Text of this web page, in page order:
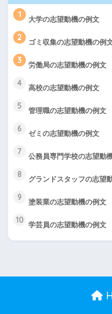
1 大学の志望動機の例文
2 ゴミ収集の志望動機の例
3 労働局の志望動機の例文
4 高校の志望動機の例文
5 管理職の志望動機の例文
6 ゼミの志望動機の例文
7 公務員専門学校の志望動
8 グランドスタッフの志望
9 塗装業の志望動機の例文
10 学芸員の志望動機の例文